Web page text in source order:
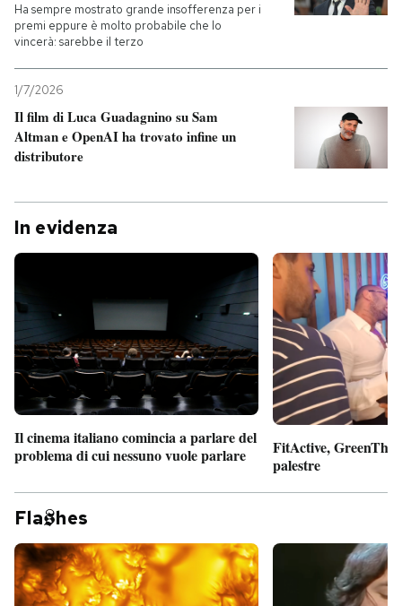
Ha sempre mostrato grande insofferenza per i
premi eppure è molto probabile che lo
vincerà: sarebbe il terzo
1/7/2026
Il film di Luca Guadagnino su Sam
Altman e OpenAI ha trovato infine un
distributore
In evidenza
Il cinema italiano comincia a parlare del
problema di cui nessuno vuole parlare
FitActive,
palestre
Fla hes